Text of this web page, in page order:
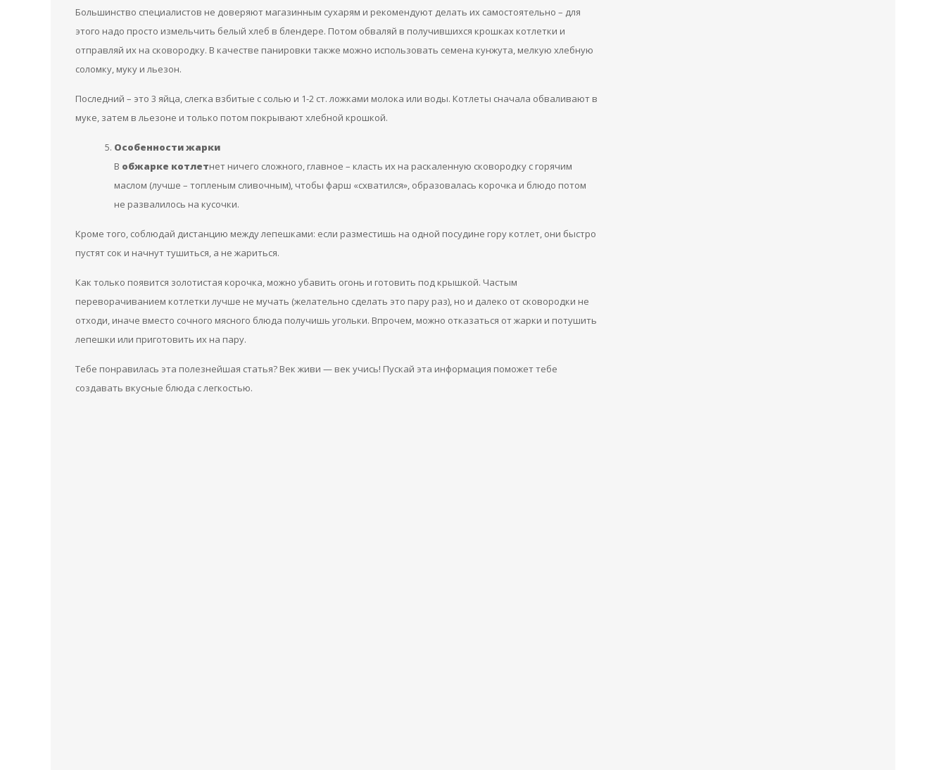
Большинство специалистов не доверяют магазинным сухарям и рекомендуют делать их самостоятельно – для
этого надо просто измельчить белый хлеб в блендере. Потом обваляй в получившихся крошках котлетки и
отправляй их на сковородку. В качестве панировки также можно использовать семена кунжута, мелкую хлебную
соломку, муку и льезон.
Последний – это 3 яйца, слегка взбитые с солью и 1-2 ст. ложками молока или воды. Котлеты сначала обваливают в
муке, затем в льезоне и только потом покрывают хлебной крошкой.
Особенности жарки
В обжарке котлетнет ничего сложного, главное – класть их на раскаленную сковородку с горячим
маслом (лучше – топленым сливочным), чтобы фарш «схватился», образовалась корочка и блюдо потом
не развалилось на кусочки.
Кроме того, соблюдай дистанцию между лепешками: если разместишь на одной посудине гору котлет, они быстро
пустят сок и начнут тушиться, а не жариться.
Как только появится золотистая корочка, можно убавить огонь и готовить под крышкой. Частым
переворачиванием котлетки лучше не мучать (желательно сделать это пару раз), но и далеко от сковородки не
отходи, иначе вместо сочного мясного блюда получишь угольки. Впрочем, можно отказаться от жарки и потушить
лепешки или приготовить их на пару.
Тебе понравилась эта полезнейшая статья? Век живи — век учись! Пускай эта информация поможет тебе
создавать вкусные блюда с легкостью.